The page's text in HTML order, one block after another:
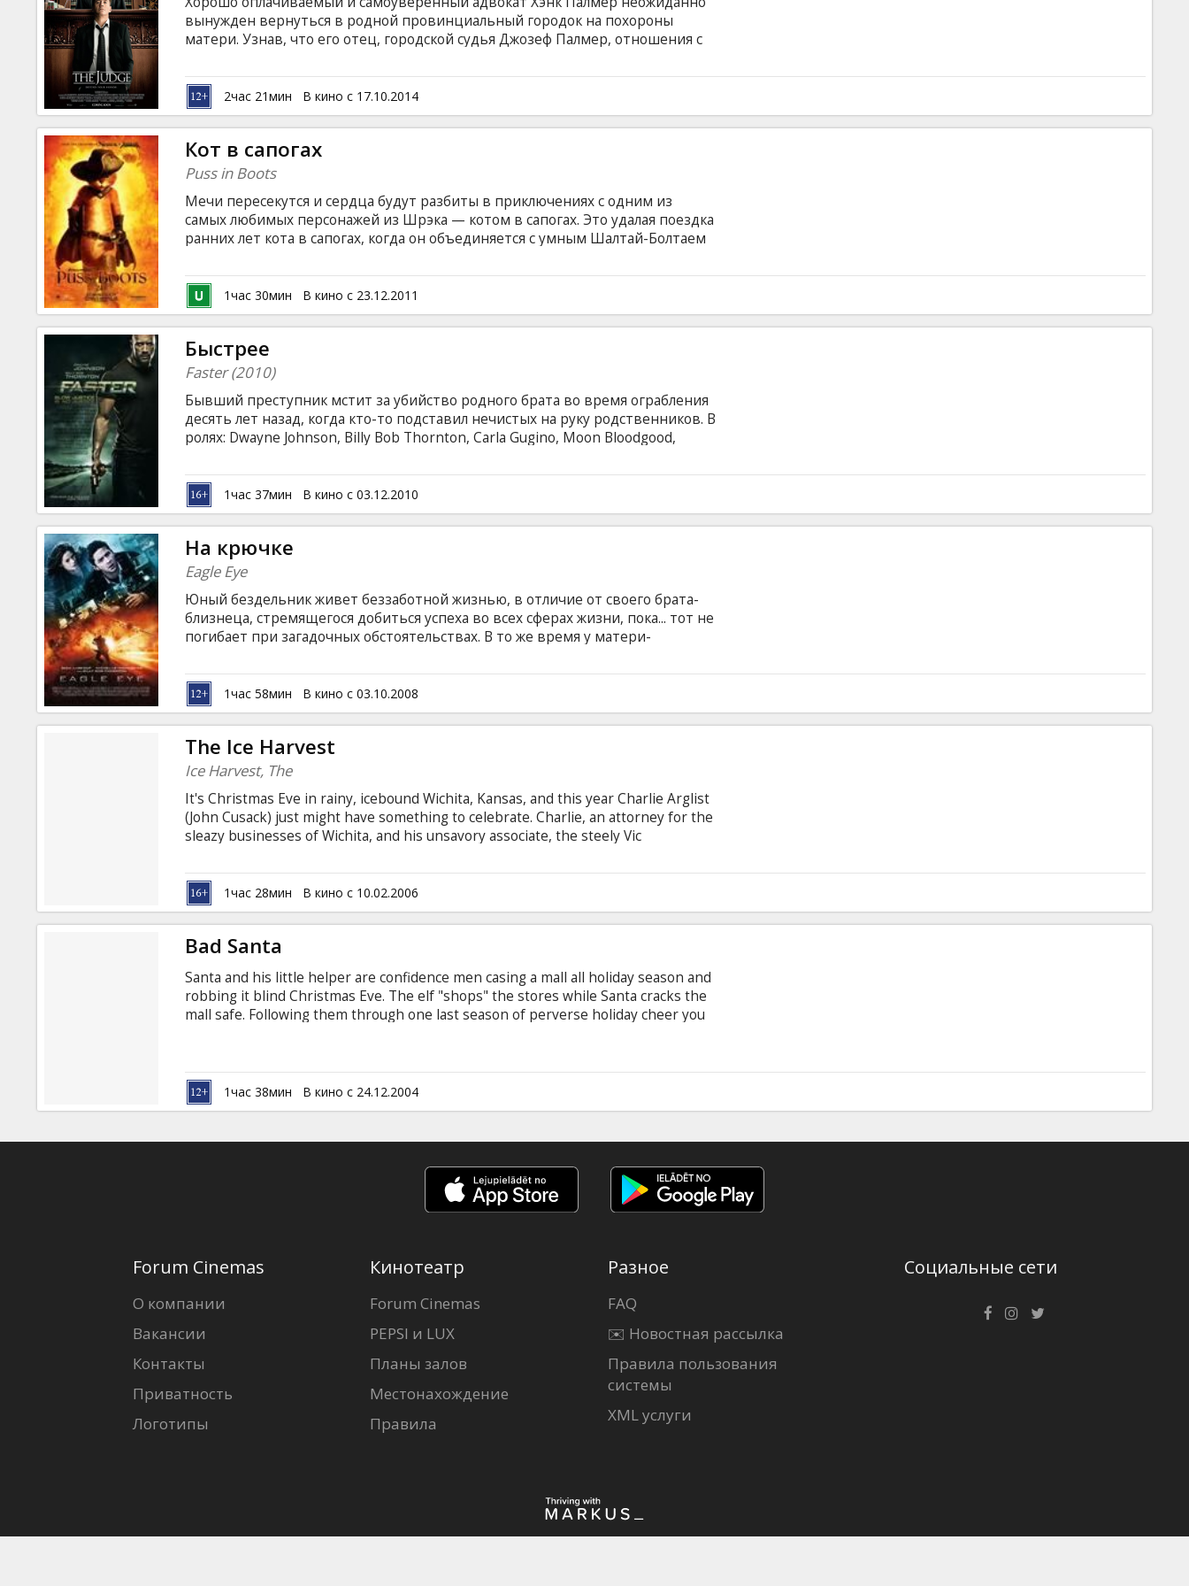
вынужден вернуться в родной провинциальный городок на похороны
матери. Узнав, что его отец, городской судья Джозеф Палмер, отношения с
вышедшего на свободу заключенного, Хэнк решает выяснить правду и
защищать собственного отца в суде. "Судья" - чувственная и
проникновенная драмедия о семейных ценностях, взаимных обидах и
прощении.
2час 21мин В кино с 17.10.2014
Кот в сапогах
Puss in Boots
Мечи пересекутся и сердца будут разбиты в приключениях с одним из
самых любимых персонажей из Шрэка — котом в сапогах. Это удалая поездка
ранних лет кота в сапогах, когда он объединяется с умным Шалтай-Болтаем
золотые яйца. Фильм на английском языке озвучивали: Antonio Banderas,
Salma Hayek, Zach Galifianakis, Billy Bob Thornton, Amy Sedaris Pежиссер: Chris
Miller Всю доступную информацию о фильме смотрите на официальном
сайте: http://www.pussinbootsthemovie.com/
1час 30мин В кино с 23.12.2011
Быстрее
Faster (2010)
Бывший преступник мстит за убийство родного брата во время ограбления
десять лет назад, когда кто-то подставил нечистых на руку родственников. В
ролях: Dwayne Johnson, Billy Bob Thornton, Carla Gugino, Moon Bloodgood,
Gayton Продюсер: Martin Shafer Фильм на английском языке с субтитрами на
латышском и русском языках.
1час 37мин В кино с 03.12.2010
На крючке
Eagle Eye
Юный бездельник живет беззаботной жизнью, в отличие от своего брата-
близнеца, стремящегося добиться успеха во всех сферах жизни, пока... тот не
погибает при загадочных обстоятельствах. В то же время у матери-
что их подставили и выставили террористами. Насильно внедренные в
группировку, планирующую серию убийств, они вынуждены вместе искать
пути к спасению своей жизни... В ролях: Shia LaBeouf, Michellle Monaghan,
Rosario Dawson, Billy Bob Thornton, Michael Chiklis, Anthony Azizi, Anthony
Mackie, Lynn Cohen Режиссёр: D.J.
1час 58мин В кино с 03.10.2008
The Ice Harvest
Ice Harvest, The
It's Christmas Eve in rainy, icebound Wichita, Kansas, and this year Charlie Arglist
(John Cusack) just might have something to celebrate. Charlie, an attorney for the
sleazy businesses of Wichita, and his unsavory associate, the steely Vic
from Kansas City boss Bill Guerrard (Randy Quaid). Even so, the real prize for
Charlie would be the stunning Renata (Connie Nielsen), who runs the Sweet Cage
strip club. Charlie's fondest Christmas wish is to slip out of town with Renata.
1час 28мин В кино с 10.02.2006
Bad Santa
Santa and his little helper are confidence men casing a mall all holiday season and
robbing it blind Christmas Eve. The elf "shops" the stores while Santa cracks the
mall safe. Following them through one last season of perverse holiday cheer you
emotional change in Santa. When Santa gets a conscience it ends up saving him in
the end. Stariing: Billy Bob Thornton , Bernie Mac , Lauren Graham , John Ritter ,
Cloris Leachman
1час 38мин В кино с 24.12.2004
Forum Cinemas
О компании
Вакансии
Контакты
Приватность
Логотипы
Кинотеатр
Forum Cinemas
PEPSI и LUX
Планы залов
Местонахождение
Правила
Разное
FAQ
✉️ Новостная рассылка
Правила пользования
системы
XML услуги
Социальные сети